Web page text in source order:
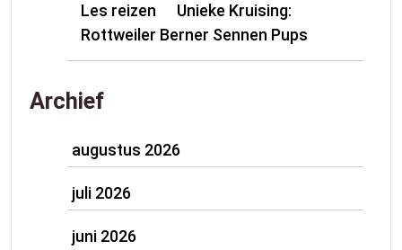
Les reizen
Unieke Kruising:
Rottweiler Berner Sennen Pups
Archief
augustus 2026
juli 2026
juni 2026